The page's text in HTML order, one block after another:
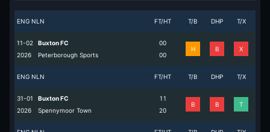
ENG NLN FT/HT T/B DHP T/X
11-02
2026
Buxton FC
Peterborough Sports
0
0
0
0
H B X
ENG NLN FT/HT T/B DHP T/X
31-01
2026
Buxton FC
Spennymoor Town
1
2
1
0
B B T